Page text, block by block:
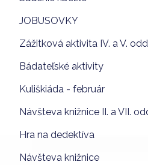
JOBUSOVKY
Zážitková aktivita IV. a V.
Bádateľské aktivity
Kuliškiáda - február
Návšteva knižnice II. a VII.
Hra na dedektíva
Návšteva knižnice